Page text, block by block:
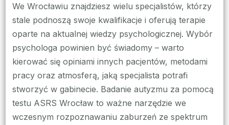
We Wrocławiu znajdziesz wielu specjalistów, którzy
stale podnoszą swoje kwalifikacje i oferują terapie
oparte na aktualnej wiedzy psychologicznej. Wybór
psychologa powinien być świadomy – warto
kierować się opiniami innych pacjentów, metodami
pracy oraz atmosferą, jaką specjalista potrafi
stworzyć w gabinecie. Badanie autyzmu za pomocą
testu ASRS Wrocław to ważne narzędzie we
wczesnym rozpoznawaniu zaburzeń ze spektrum